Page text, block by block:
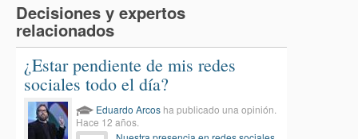
Decisiones y expertos
relacionados
¿Estar pendiente de mis redes
sociales todo el día?
Eduardo Arcos ha publicado una opinión.
Hace 12 años.